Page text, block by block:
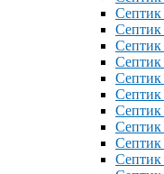
Септик
Септик
Септик